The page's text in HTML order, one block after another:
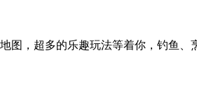
图，超多的乐趣玩法等着你，钓鱼、